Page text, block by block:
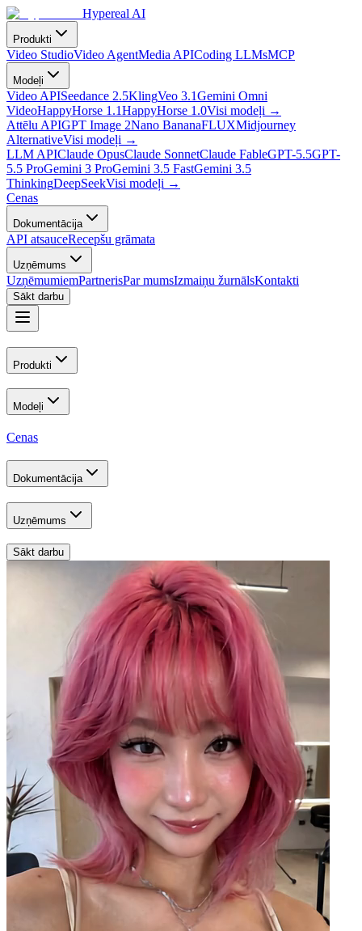
Hypereal AI
Produkti
Video StudioVideo AgentMedia APICoding LLMsMCP
Modeļi
Video APISeedance 2.5KlingVeo 3.1Gemini Omni
VideoHappyHorse 1.1HappyHorse 1.0Visi modeļi →
Attēlu APIGPT Image 2Nano BananaFLUXMidjourney
AlternativeVisi modeļi →
LLM APIClaude OpusClaude SonnetClaude FableGPT-5.5GPT-
5.5 ProGemini 3 ProGemini 3.5 FastGemini 3.5
ThinkingDeepSeekVisi modeļi →
Cenas
Dokumentācija
API atsauceRecepšu grāmata
Uzņēmums
UzņēmumiemPartnerisPar mumsIzmaiņu žurnālsKontakti
Sākt darbu
Produkti
Modeļi
Cenas
Dokumentācija
Uzņēmums
Sākt darbu